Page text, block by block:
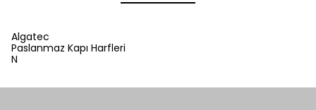
Algatec
Paslanmaz Kapı Harfleri
N